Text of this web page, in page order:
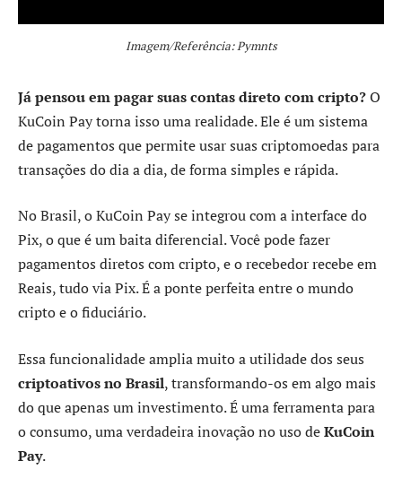
Imagem/Referência: Pymnts
Já pensou em pagar suas contas direto com cripto?O
KuCoin Pay torna isso uma realidade. Ele é um sistema
de pagamentos que permite usar suas criptomoedas para
transações do dia a dia, de forma simples e rápida.
No Brasil, o KuCoin Pay se integrou com a interface do
Pix, o que é um baita diferencial. Você pode fazer
pagamentos diretos com cripto, e o recebedor recebe em
Reais, tudo via Pix. É a ponte perfeita entre o mundo
cripto e o fiduciário.
Essa funcionalidade amplia muito a utilidade dos seus
criptoativos no Brasil, transformando-os em algo mais
do que apenas um investimento. É uma ferramenta para
o consumo, uma verdadeira inovação no uso deKuCoin
Pay.